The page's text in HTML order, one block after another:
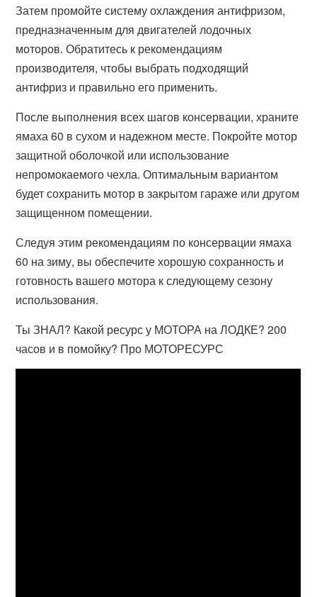
Затем промойте систему охлаждения антифризом,
предназначенным для двигателей лодочных
моторов. Обратитесь к рекомендациям
производителя, чтобы выбрать подходящий
антифриз и правильно его применить.
После выполнения всех шагов консервации, храните
ямаха 60 в сухом и надежном месте. Покройте мотор
защитной оболочкой или использование
непромокаемого чехла. Оптимальным вариантом
будет сохранить мотор в закрытом гараже или другом
защищенном помещении.
Следуя этим рекомендациям по консервации ямаха
60 на зиму, вы обеспечите хорошую сохранность и
готовность вашего мотора к следующему сезону
использования.
Ты ЗНАЛ? Какой ресурс у МОТОРА на ЛОДКЕ? 200
часов и в помойку? Про МОТОРЕСУРС